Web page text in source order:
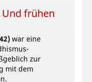
frühen
war eine
zur
mit dem